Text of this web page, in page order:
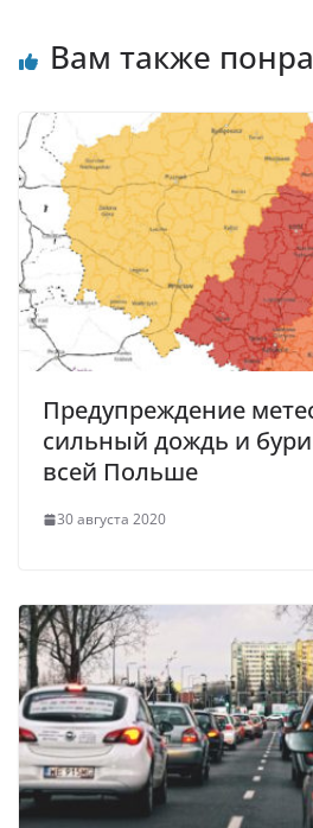
Вам также
Предупреждение
сильный дождь и
всей Польше
30 августа 2020